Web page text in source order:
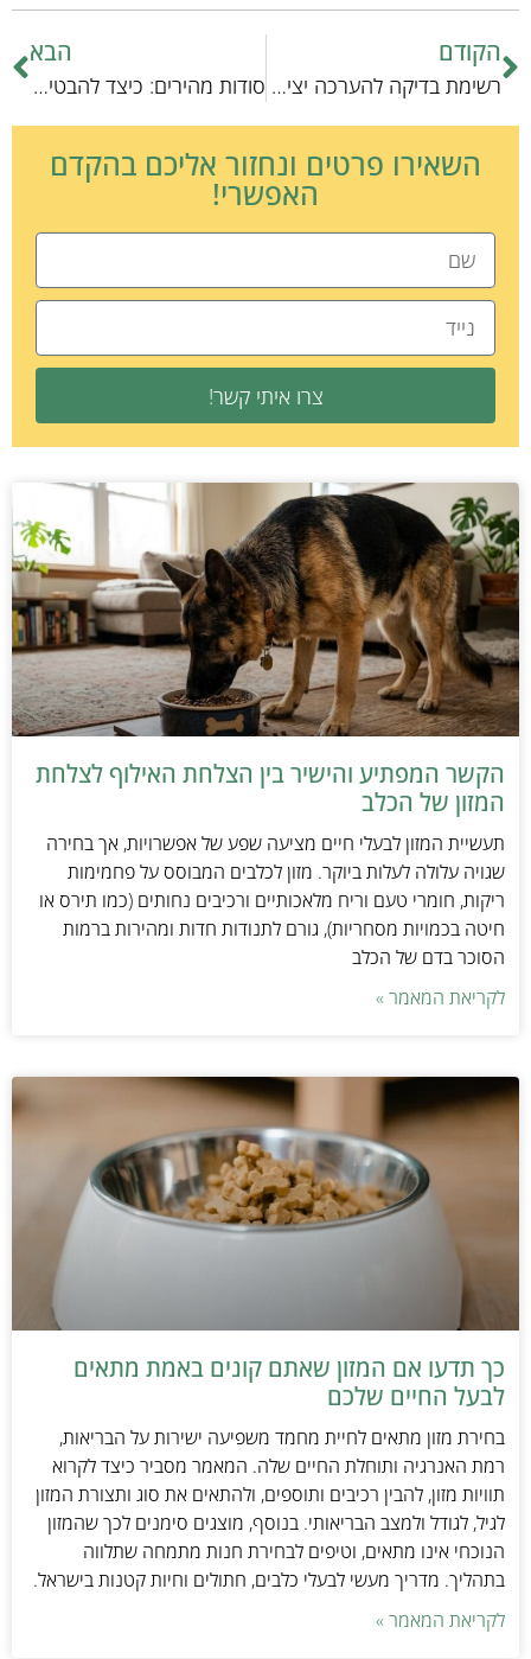
הקודם
רשימת בדיקה להערכה יצירתית טיפולית בשני בעלי חיים
הבא
סודות מהירים: כיצד להבטיח את ביטוח כלבכם בצורה הטובה ביותר
השאירו פרטים ונחזור אליכם בהקדם
האפשרי!
צרו איתי קשר!
הקשר המפתיע והישיר בין הצלחת האילוף לצלחת
המזון של הכלב
תעשיית המזון לבעלי חיים מציעה שפע של אפשרויות, אך בחירה
שגויה עלולה לעלות ביוקר. מזון לכלבים המבוסס על פחמימות
ריקות, חומרי טעם וריח מלאכותיים ורכיבים נחותים (כמו תירס או
חיטה בכמויות מסחריות), גורם לתנודות חדות ומהירות ברמות
הסוכר בדם של הכלב
לקריאת המאמר »
כך תדעו אם המזון שאתם קונים באמת מתאים
לבעל החיים שלכם
בחירת מזון מתאים לחיית מחמד משפיעה ישירות על הבריאות,
רמת האנרגיה ותוחלת החיים שלה. המאמר מסביר כיצד לקרוא
תוויות מזון, להבין רכיבים ותוספים, ולהתאים את סוג ותצורת המזון
לגיל, לגודל ולמצב הבריאותי. בנוסף, מוצגים סימנים לכך שהמזון
הנוכחי אינו מתאים, וטיפים לבחירת חנות מתמחה שתלווה
בתהליך. מדריך מעשי לבעלי כלבים, חתולים וחיות קטנות בישראל.
לקריאת המאמר »